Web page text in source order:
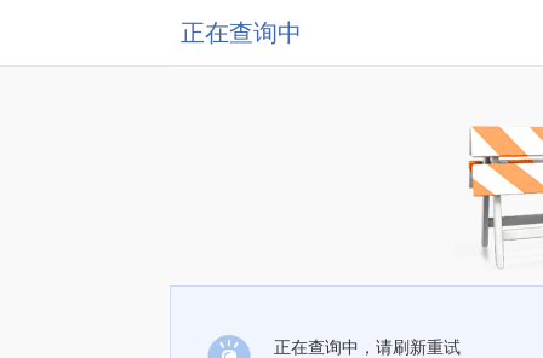
正在查询中
正在查询中，请刷新重试